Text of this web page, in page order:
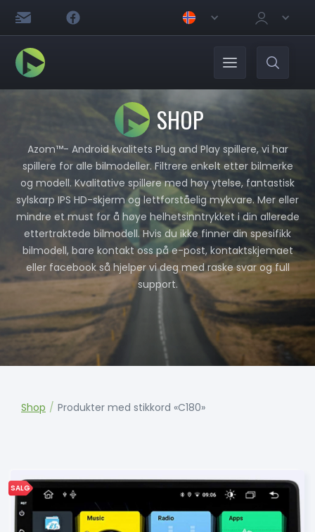
SHOP
Azom™- Android kvalitets Plug and Play spillere, vi har
spillere for alle bilmodeller. Filtrere enkelt etter bilmerke
og modell. Kvalitative spillere med høy ytelse, fantastisk
sylskarp IPS HD-skjerm og lettforståelig mykvare. Mer eller
mindre et must for å høye helhetsinntrykket i din allerede
ettertraktede bilmodell. Hvis du ikke finner din spesifikk
bilmodell, bare kontakt oss på e-post, kontaktskjemaet
eller facebook så hjelper vi deg med raske svar og full
support.
Shop / Produkter med stikkord «C180»
SALG